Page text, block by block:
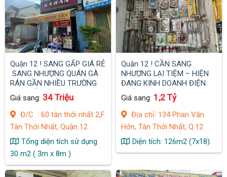
Quận 12 ! SANG GẤP GIÁ RẺ
SANG NHƯỢNG QUÁN GÀ
RÁN GẦN NHIỀU TRƯỜNG
HỌC CẤP 1,2,3
Giá sang: 34 Triệu
Đ/C : 60 tân thới nhất 2,F.
Tân Thới Nhất, Quận 12
Tổng diện tích sử dụng
30 m2 ( 3m x 8m )
Quận 12 ! CẦN SANG
NHƯỢNG LẠI TIỆM – HIỆN
ĐANG KINH DOANH ĐIỆN
NƯỚC, KIM KHÍ
Giá sang: 1,2 Tỷ
Địa chỉ: 134 Phan Văn
Hớn, Tân Thới Nhất, Q.12
Diện tích: 126m2 (7x18).